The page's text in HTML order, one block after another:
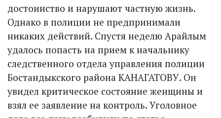
достоинство и нарушают частную жизнь.
Однако в полиции не предпринимали
никаких действий. Спустя неделю Арайлым
удалось попасть на прием к начальнику
следственного отдела управления полиции
Бостандыкского района КАНАГАТОВУ. Он
увидел критическое состояние женщины и
взял ее заявление на контроль. Уголовное